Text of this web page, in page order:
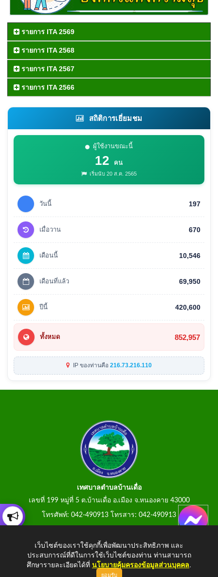
รายการ ITA 2569
รายการ ITA 2568
รายการ ITA 2567
รายการ ITA 2566
สถิติการเยี่ยมชม
ผู้ใช้งานขณะนี้
12 คน
เริ่มนับ 20 ส.ค. 2565
วันนี้ 197
เมื่อวาน 670
เดือนนี้ 10,546
เดือนที่แล้ว 69,950
ปีนี้ 420,600
ทั้งหมด 852,957
IP ของท่านคือ 216.73.216.110
เทศบาลตำบลบ้านเดื่อ
เลขที่ 199 หมู่ที่ 5 ต.บ้านเดื่อ อ.เมือง จ.หนองคาย 43000
โทรศัพท์: 042-490913 โทรสาร: 042-490913
เว็บไซต์ของเราใช้คุกกี้เพื่อพัฒนาประสิทธิภาพ และ
ประสบการณ์ที่ดีในการใช้เว็บไซต์ของท่าน ท่านสามารถ
ศึกษารายละเอียดได้ที่ นโยบายคุ้มครองข้อมูลส่วนบุคคล.
ยอมรับ